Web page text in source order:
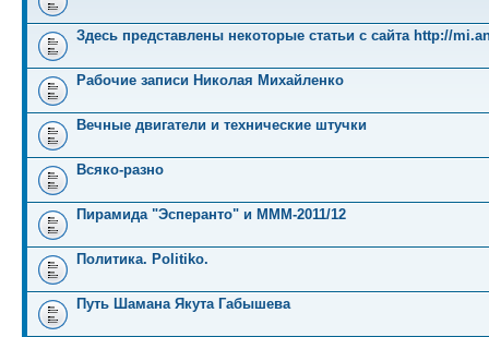
Здесь представлены некоторые статьи с сайта http://
Рабочие записи Николая Михайленко
Вечные двигатели и технические штучки
Всяко-разно
Пирамида "Эсперанто" и MMM-2011/12
Политика. Politiko.
Путь Шамана Якута Габышева